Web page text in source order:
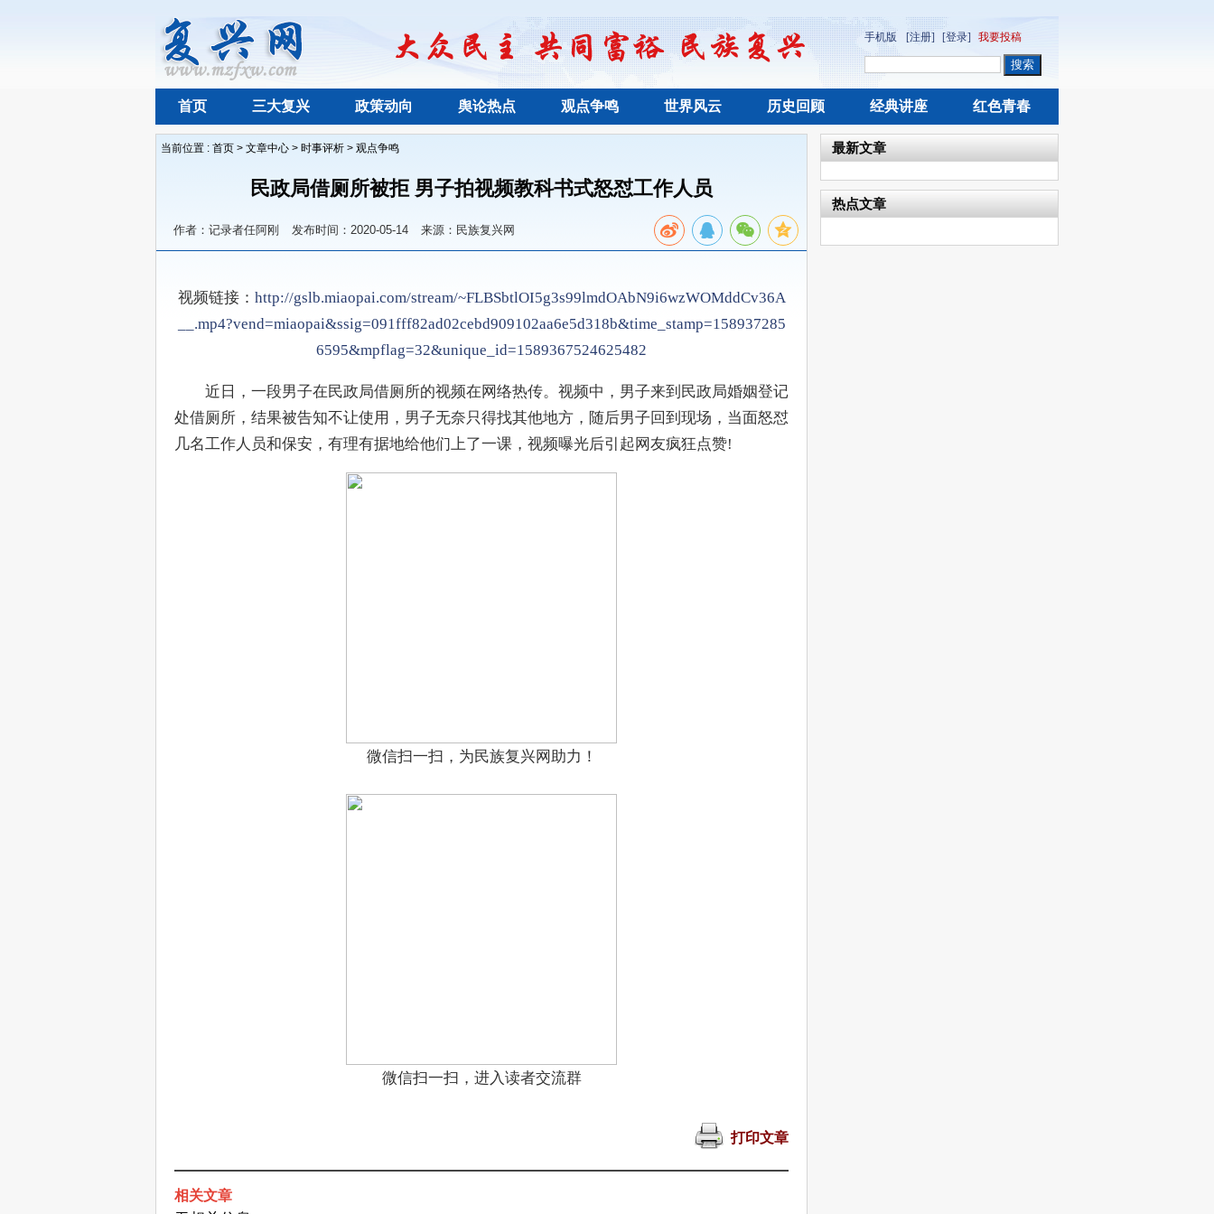
手机版 [注册] [登录] 我要投稿
首页 三大复兴 政策动向 舆论热点 观点争鸣 世界风云 历史回顾 经典讲座 红色青春
当前位置 : 首页 > 文章中心 > 时事评析 > 观点争鸣
民政局借厕所被拒 男子拍视频教科书式怒怼工作人员
作者：记录者任阿刚 发布时间：2020-05-14 来源：民族复兴网
视频链接： http://gslb.miaopai.com/stream/~FLBSbtlOI5g3s99lmdOAbN9i6wzWOMddCv36A
__.mp4?vend=miaopai&ssig=091fff82ad02cebd909102aa6e5d318b&time_stamp=158937285
6595&mpflag=32&unique_id=1589367524625482
近日，一段男子在民政局借厕所的视频在网络热传。视频中，男子来到民政局婚姻登记
处借厕所，结果被告知不让使用，男子无奈只得找其他地方，随后男子回到现场，当面怒怼
几名工作人员和保安，有理有据地给他们上了一课，视频曝光后引起网友疯狂点赞!
微信扫一扫，为民族复兴网助力！
微信扫一扫，进入读者交流群
打印文章
相关文章
最新文章
热点文章